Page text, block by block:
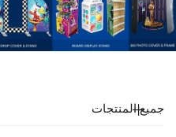
جميع المنتجات